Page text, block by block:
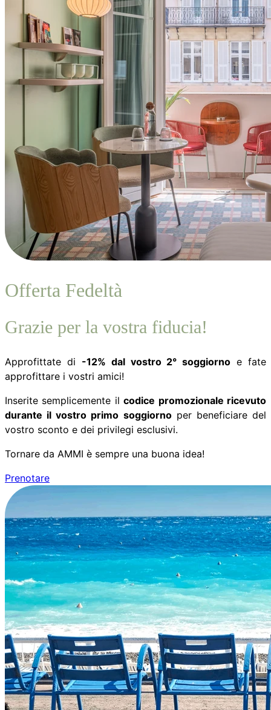
Offerta Fedeltà
Grazie per la vostra fiducia!
Approfittate di -12% dal vostro 2° soggiorno e fate
approfittare i vostri amici!
Inserite semplicemente ilcodice promozionale ricevuto
durante il vostro primo soggiornoper beneficiare del
vostro sconto e dei privilegi esclusivi.
Tornare da AMMI è sempre una buona idea!
Prenotare